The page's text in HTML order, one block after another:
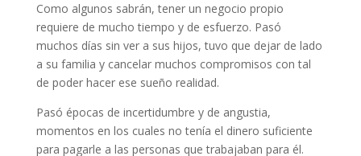
Como algunos sabrán, tener un negocio propio
requiere de mucho tiempo y de esfuerzo. Pasó
muchos días sin ver a sus hijos, tuvo que dejar de lado
a su familia y cancelar muchos compromisos con tal
de poder hacer ese sueño realidad.
Pasó épocas de incertidumbre y de angustia,
momentos en los cuales no tenía el dinero suficiente
para pagarle a las personas que trabajaban para él.